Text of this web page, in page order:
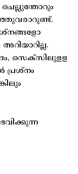
സെക്സിലുളള
പ്രശ്നം